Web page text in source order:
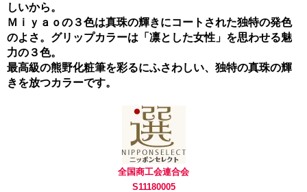
しいから。
Ｍｉｙａｏの３色は真珠の輝きにコートされた独特の発色
のよさ。グリップカラーは「凛とした女性」を思わせる魅
力の３色。
最高級の熊野化粧筆を彩るにふさわしい、独特の真珠の輝
きを放つカラーです。
全国商工会連合会
S11180005